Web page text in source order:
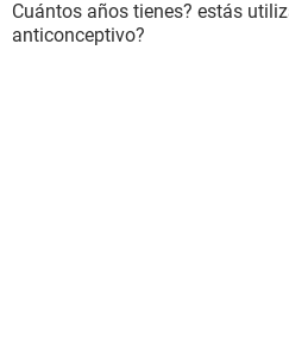
Cuántos años tienes? estás
anticonceptivo?